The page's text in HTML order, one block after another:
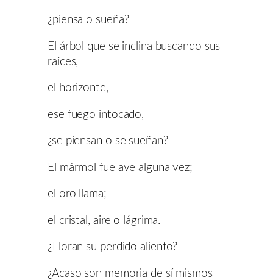
¿piensa o sueña?
El árbol que se inclina buscando sus
raíces,
el horizonte,
ese fuego intocado,
¿se piensan o se sueñan?
El mármol fue ave alguna vez;
el oro llama;
el cristal, aire o lágrima.
¿Lloran su perdido aliento?
¿Acaso son memoria de sí mismos